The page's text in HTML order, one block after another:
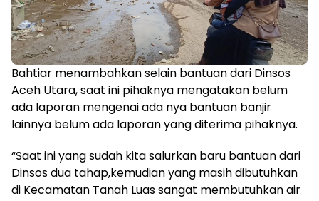
Bahtiar menambahkan selain bantuan dari Dinsos
Aceh Utara, saat ini pihaknya mengatakan belum
ada laporan mengenai ada nya bantuan banjir
lainnya belum ada laporan yang diterima pihaknya.
“Saat ini yang sudah kita salurkan baru bantuan dari
Dinsos dua tahap,kemudian yang masih dibutuhkan
di Kecamatan Tanah Luas sangat membutuhkan air